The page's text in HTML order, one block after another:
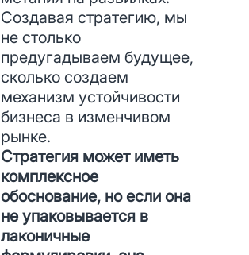
Создавая стратегию, мы
не столько
предугадываем будущее,
сколько создаем
механизм устойчивости
бизнеса в изменчивом
рынке.
Стратегия может иметь
комплексное
обоснование, но если она
не упаковывается в
лаконичные